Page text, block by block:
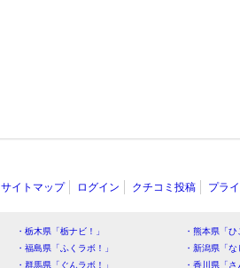
サイトマップ ログイン クチコミ投稿 プラ
・栃木県「栃ナビ！」
・熊本県「
・福島県「ふくラボ！」
・新潟県「
・群馬県「ぐんラボ！」
・香川県「